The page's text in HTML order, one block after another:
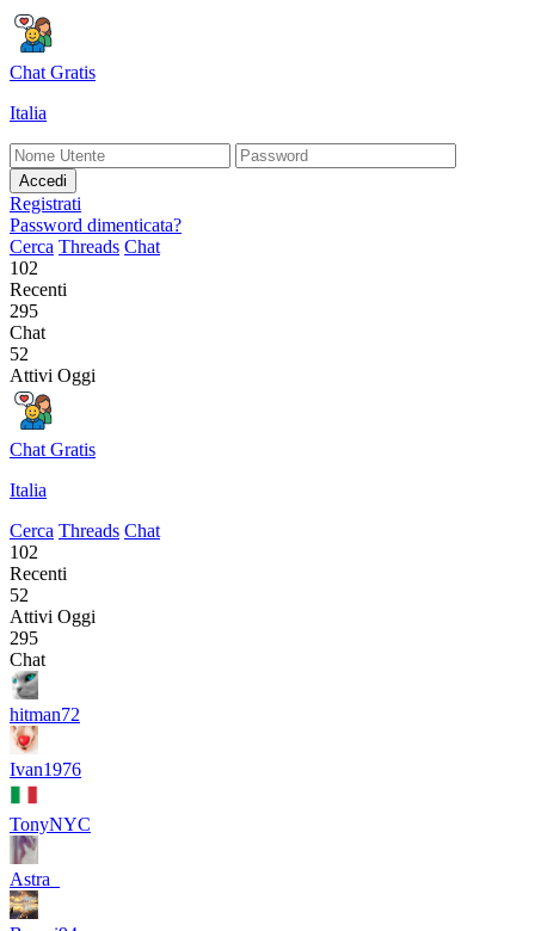
Chat Gratis
Italia
Accedi
Registrati
Password dimenticata?
Cerca Threads Chat
102
Recenti
295
Chat
52
Attivi Oggi
Chat Gratis
Italia
Cerca Threads Chat
102
Recenti
52
Attivi Oggi
295
Chat
hitman72
Ivan1976
TonyNYC
Astra_